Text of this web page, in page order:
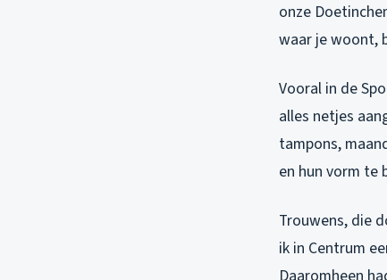
onze
waar je woont,
Vooral in de
alles netjes
tampons,
en hun vorm te
Trouwens, die
ik in Centrum